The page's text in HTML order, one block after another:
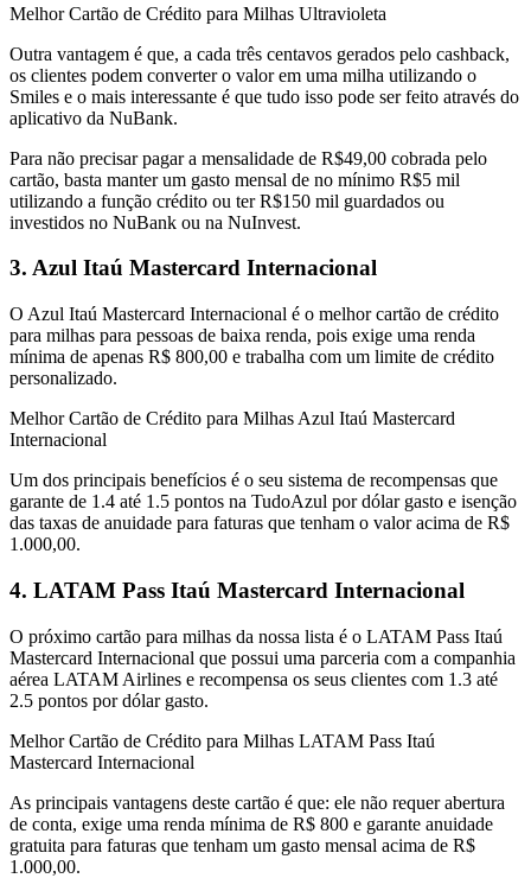
Melhor Cartão de Crédito para Milhas Ultravioleta
Outra vantagem é que, a cada três centavos gerados pelo cashback,
os clientes podem converter o valor em uma milha utilizando o
Smiles e o mais interessante é que tudo isso pode ser feito através do
aplicativo da NuBank.
Para não precisar pagar a mensalidade de R$49,00 cobrada pelo
cartão, basta manter um gasto mensal de no mínimo R$5 mil
utilizando a função crédito ou ter R$150 mil guardados ou
investidos no NuBank ou na NuInvest.
3. Azul Itaú Mastercard Internacional
O Azul Itaú Mastercard Internacional é o melhor cartão de crédito
para milhas para pessoas de baixa renda, pois exige uma renda
mínima de apenas R$ 800,00 e trabalha com um limite de crédito
personalizado.
Melhor Cartão de Crédito para Milhas Azul Itaú Mastercard
Internacional
Um dos principais benefícios é o seu sistema de recompensas que
garante de 1.4 até 1.5 pontos na TudoAzul por dólar gasto e isenção
das taxas de anuidade para faturas que tenham o valor acima de R$
1.000,00.
4. LATAM Pass Itaú Mastercard Internacional
O próximo cartão para milhas da nossa lista é o LATAM Pass Itaú
Mastercard Internacional que possui uma parceria com a companhia
aérea LATAM Airlines e recompensa os seus clientes com 1.3 até
2.5 pontos por dólar gasto.
Melhor Cartão de Crédito para Milhas LATAM Pass Itaú
Mastercard Internacional
As principais vantagens deste cartão é que: ele não requer abertura
de conta, exige uma renda mínima de R$ 800 e garante anuidade
gratuita para faturas que tenham um gasto mensal acima de R$
1.000,00.